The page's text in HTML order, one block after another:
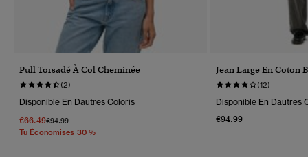
Pull Torsadé À Col Cheminée
(2)
Disponible En Dautres Coloris
€66.49Prix Réduit De
€94.99À
Tu Économises 30 %
Jean Large En Coton
(12)
Disponible En Dautres
€94.99